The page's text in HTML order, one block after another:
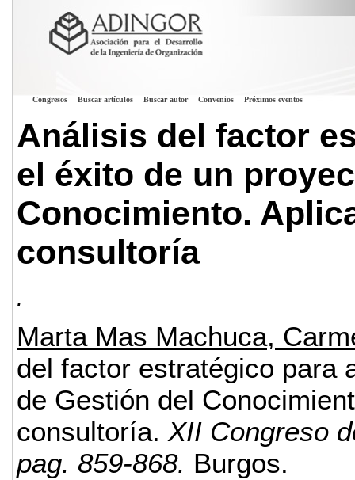
Congresos Buscar artículos Buscar autor Convenios Próximos eventos
Análisis del factor
el éxito de un
Conocimiento.
consultoría
.
Marta Mas Machuca,
del factor estratégico para
de Gestión del
consultoría. XII Congreso
pag. 859-868. Burgos.